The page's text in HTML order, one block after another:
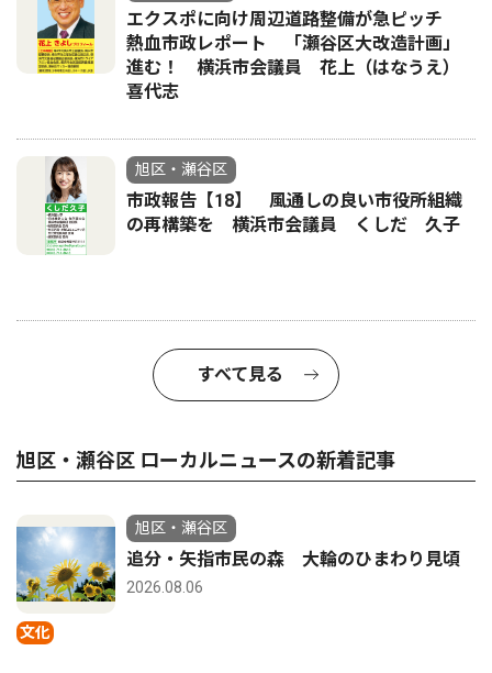
エクスポに向け周辺道路整備が急ピッチ
熱血市政レポート 「瀬谷区大改造計画」
進む！ 横浜市会議員 花上（はなうえ）
喜代志
旭区・瀬谷区
市政報告【18】 風通しの良い市役所組織
の再構築を 横浜市会議員 くしだ 久子
すべて見る
旭区・瀬谷区 ローカルニュースの新着記事
文化
旭区・瀬谷区
追分・矢指市民の森 大輪のひまわり見頃
2026.08.06